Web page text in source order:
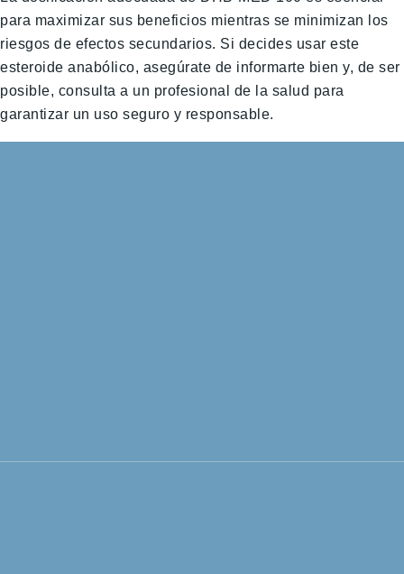
para maximizar sus beneficios mientras se minimizan los
riesgos de efectos secundarios. Si decides usar este
esteroide anabólico, asegúrate de informarte bien y, de ser
posible, consulta a un profesional de la salud para
garantizar un uso seguro y responsable.